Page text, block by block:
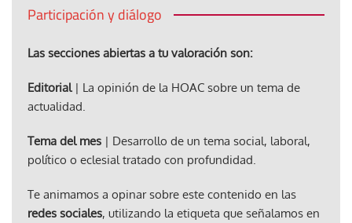
Participación y diálogo
Las secciones abiertas a tu valoración son:
Editorial| La opinión de la HOAC sobre un tema de
actualidad.
Tema del mes | Desarrollo de un tema social, laboral,
político o eclesial tratado con profundidad.
Te animamos a opinar sobre este contenido en las
redes sociales, utilizando la etiqueta que señalamos en